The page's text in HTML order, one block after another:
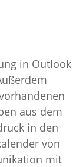
in Outlook
aus dem
in den
von
mit